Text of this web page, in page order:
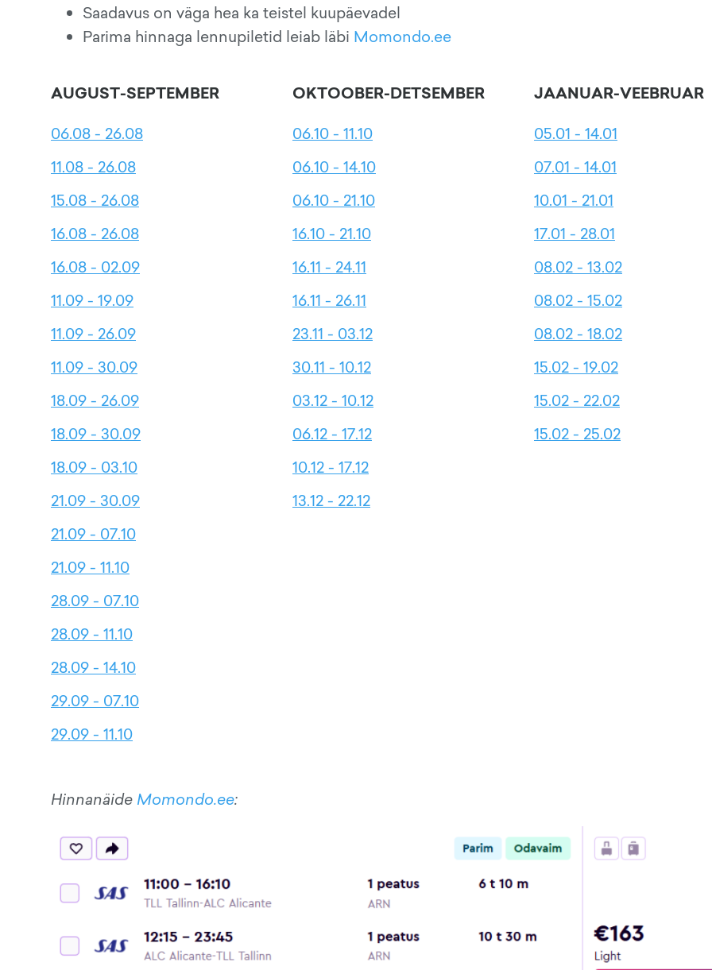
Saadavus on väga hea ka teistel kuupäevadel
Parima hinnaga lennupiletid leiab läbi Momondo.ee
AUGUST-SEPTEMBER
06.08 - 26.08
11.08 - 26.08
15.08 - 26.08
16.08 - 26.08
16.08 - 02.09
11.09 - 19.09
11.09 - 26.09
11.09 - 30.09
18.09 - 26.09
18.09 - 30.09
18.09 - 03.10
21.09 - 30.09
21.09 - 07.10
21.09 - 11.10
28.09 - 07.10
28.09 - 11.10
28.09 - 14.10
29.09 - 07.10
29.09 - 11.10
OKTOOBER-DETSEMBER
06.10 - 11.10
06.10 - 14.10
06.10 - 21.10
16.10 - 21.10
16.11 - 24.11
16.11 - 26.11
23.11 - 03.12
30.11 - 10.12
03.12 - 10.12
06.12 - 17.12
10.12 - 17.12
13.12 - 22.12
JAANUAR-VEEBRUAR
05.01 - 14.01
07.01 - 14.01
10.01 - 21.01
17.01 - 28.01
08.02 - 13.02
08.02 - 15.02
08.02 - 18.02
15.02 - 19.02
15.02 - 22.02
15.02 - 25.02
Hinnanäide Momondo.ee: